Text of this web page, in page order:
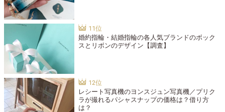
婚約指輪・結婚指輪の各人気ブランドのボック
スとリボンのデザイン【調査】
レシート写真機のヨンスジュン写真機／プリク
ラが撮れるパシャスナップの価格は？借り方
は？